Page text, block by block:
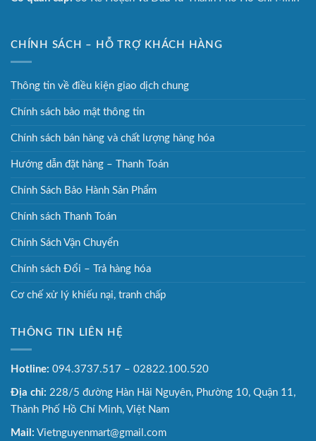
CHÍNH SÁCH – HỖ TRỢ KHÁCH HÀNG
Thông tin về điều kiện giao dịch chung
Chính sách bảo mật thông tin
Chính sách bán hàng và chất lượng hàng hóa
Hướng dẫn đặt hàng – Thanh Toán
Chính Sách Bảo Hành Sản Phẩm
Chính sách Thanh Toán
Chính Sách Vận Chuyển
Chính sách Đổi – Trả hàng hóa
Cơ chế xử lý khiếu nại, tranh chấp
THÔNG TIN LIÊN HỆ
Hotline: 094.3737.517 – 02822.100.520
Địa chỉ: 228/5 đường Hàn Hải Nguyên, Phường 10, Quận 11,
Thành Phố Hồ Chí Minh, Việt Nam
Mail: Vietnguyenmart@gmail.com